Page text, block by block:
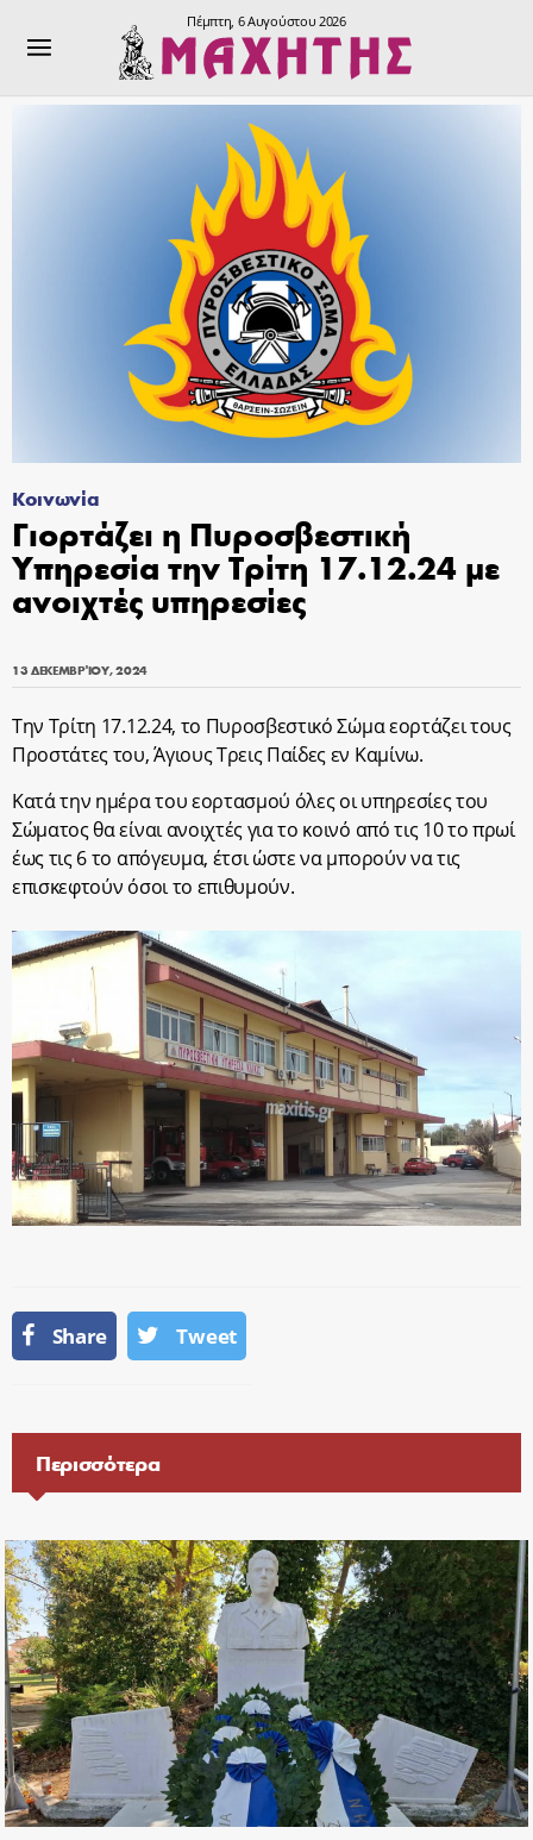
Πέμπτη, 6 Αυγούστου 2026
Κοινωνία
Γιορτάζει η Πυροσβεστική
Υπηρεσία την Τρίτη 17.12.24 με
ανοιχτές υπηρεσίες
13 ΔΕΚΕΜΒΡΊΟΥ, 2024
Την Τρίτη 17.12.24, το Πυροσβεστικό Σώμα εορτάζει τους
Προστάτες του, Άγιους Τρεις Παίδες εν Καμίνω.
Κατά την ημέρα του εορτασμού όλες οι υπηρεσίες του
Σώματος θα είναι ανοιχτές για το κοινό από τις 10 το πρωί
έως τις 6 το απόγευμα, έτσι ώστε να μπορούν να τις
επισκεφτούν όσοι το επιθυμούν.
Share Tweet
Περισσότερα